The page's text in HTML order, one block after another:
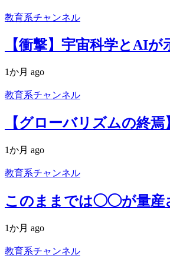
教育系チャンネル
【衝撃】宇宙科学とAI
1か月 ago
教育系チャンネル
【グローバリズムの終
1か月 ago
教育系チャンネル
このままでは◯◯が量産
1か月 ago
教育系チャンネル